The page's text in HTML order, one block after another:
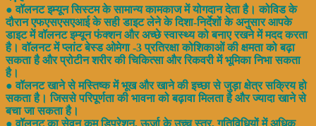
● वॉलनट इम्यून सिस्टम के सामान्य कामकाज में योगदान देता है। कोविड के
दौरान एफएसएसएआई के सही डाइट लेने के दिशा-निर्देशों के अनुसार आपके
डाइट में वॉलनट इम्यून फंक्शन और अच्छे स्वास्थ्य को बनाए रखने में मदद करता
है। वॉलनट में प्लांट बेस्ड ओमेगा -3 प्रतिरक्षा कोशिकाओं की क्षमता को बढ़ा
सकता है और प्रोटीन शरीर की चिकित्सा और रिकवरी में भूमिका निभा सकता
है।
● वॉलनट खाने से मस्तिष्क में भूख और खाने की इच्छा से जुड़ा क्षेत्र सक्रिय हो
सकता है। जिससे परिपूर्णता की भावना को बढ़ावा मिलता है और ज्यादा खाने से
बचा जा सकता है।
● वॉलनट का सेवन कम डिप्रेशन, ऊर्जा के उच्च स्तर, गतिविधियों में अधिक